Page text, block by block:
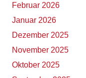
Februar 2026
Januar 2026
Dezember 2025
November 2025
Oktober 2025